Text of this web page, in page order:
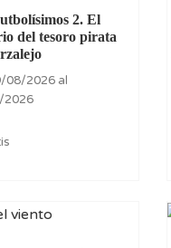
2. El
del tesoro pirata
08/2026 al
2026